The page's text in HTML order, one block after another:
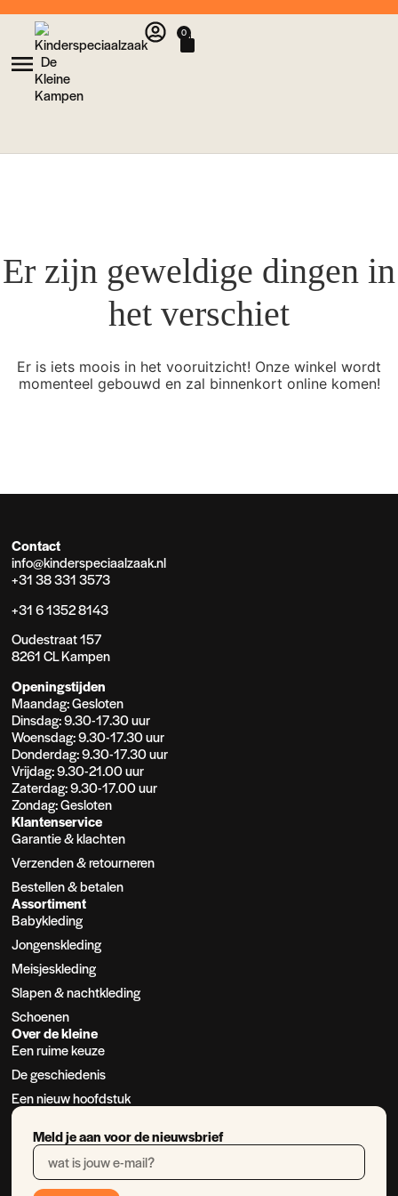
0
Er zijn geweldige dingen in
het verschiet
Er is iets moois in het vooruitzicht! Onze winkel wordt
momenteel gebouwd en zal binnenkort online komen!
Contact
info@kinderspeciaalzaak.nl
+31 38 331 3573
+31 6 1352 8143
Oudestraat 157
8261 CL Kampen
Openingstijden
Maandag: Gesloten
Dinsdag: 9.30-17.30 uur
Woensdag: 9.30-17.30 uur
Donderdag: 9.30-17.30 uur
Vrijdag: 9.30-21.00 uur
Zaterdag: 9.30-17.00 uur
Zondag: Gesloten
Klantenservice
Garantie & klachten
Verzenden & retourneren
Bestellen & betalen
Assortiment
Babykleding
Jongenskleding
Meisjeskleding
Slapen & nachtkleding
Schoenen
Over de kleine
Een ruime keuze
De geschiedenis
Een nieuw hoofdstuk
Meld je aan voor de nieuwsbrief